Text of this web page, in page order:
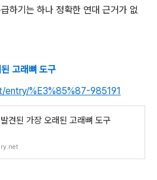
하기는 하나 정확한 연대 근거가 없
고래뼈 도구
%E3%85%87-985191
견된 가장 오래된 고래뼈 도구